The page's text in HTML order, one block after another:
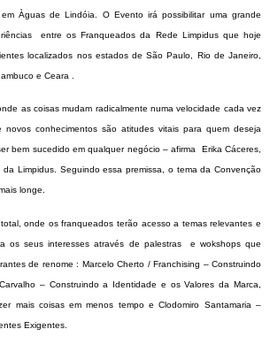
Àguas de Lindóia. O Evento irá possibilitar uma grande
entre os Franqueados da Rede Limpidusque hoje
localizados nos estados deSão Paulo, Rio de Janeiro,
e Ceara .
as coisas mudam radicalmente numa velocidade cada vez
novos conhecimentos são atitudes vitais para quem deseja
bem sucedido em qualquer negócio – afirma Erika Cáceres,
da Limpidus. Seguindo essa premissa, o tema da Convenção
longe.
onde os franqueados terão acesso a temas relevantes e
os seus interesses através de palestras e wokshops que
de renome : Marcelo Cherto / Franchising – Construindo
– Construindo a Identidade e os Valores da Marca,
mais coisas em menos tempo e Clodomiro Santamaria –
Exigentes.